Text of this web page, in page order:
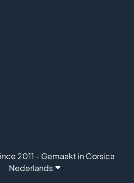
2011 - Gemaakt in Corsica
Nederlands